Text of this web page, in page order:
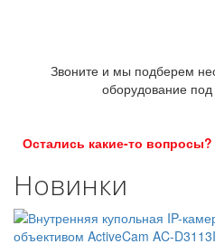
Звоните и мы подберем
оборудование
Остались какие-то
Новинки